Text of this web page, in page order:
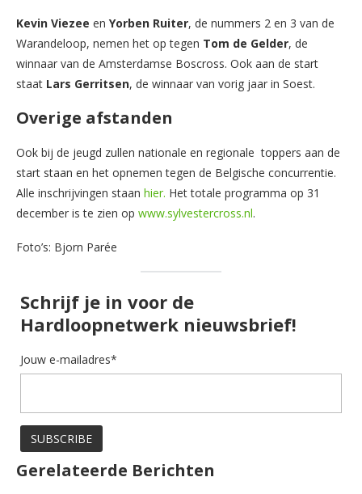
Kevin Viezee en Yorben Ruiter, de nummers 2 en 3 van de
Warandeloop, nemen het op tegen Tom de Gelder, de
winnaar van de Amsterdamse Boscross. Ook aan de start
staat Lars Gerritsen, de winnaar van vorig jaar in Soest.
Overige afstanden
Ook bij de jeugd zullen nationale en regionale toppers aan de
start staan en het opnemen tegen de Belgische concurrentie.
Alle inschrijvingen staan hier. Het totale programma op 31
december is te zien op www.sylvestercross.nl.
Foto’s: Bjorn Parée
Schrijf je in voor de
Hardloopnetwerk nieuwsbrief!
Jouw e-mailadres*
Gerelateerde Berichten